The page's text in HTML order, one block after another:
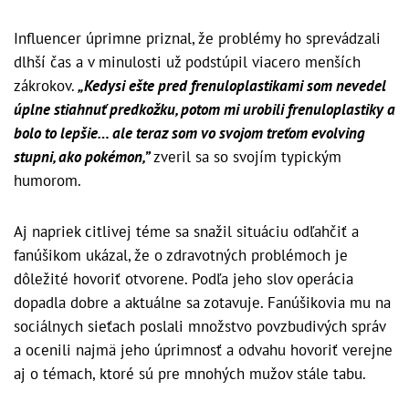
Influencer úprimne priznal, že problémy ho sprevádzali
dlhší čas a v minulosti už podstúpil viacero menších
zákrokov.„Kedysi ešte pred frenuloplastikami som nevedel
úplne stiahnuť predkožku, potom mi urobili frenuloplastiky a
bolo to lepšie… ale teraz som vo svojom treťom evolving
stupni, ako pokémon,”zveril sa so svojím typickým
humorom.
Aj napriek citlivej téme sa snažil situáciu odľahčiť a
fanúšikom ukázal, že o zdravotných problémoch je
dôležité hovoriť otvorene. Podľa jeho slov operácia
dopadla dobre a aktuálne sa zotavuje. Fanúšikovia mu na
sociálnych sieťach poslali množstvo povzbudivých správ
a ocenili najmä jeho úprimnosť a odvahu hovoriť verejne
aj o témach, ktoré sú pre mnohých mužov stále tabu.